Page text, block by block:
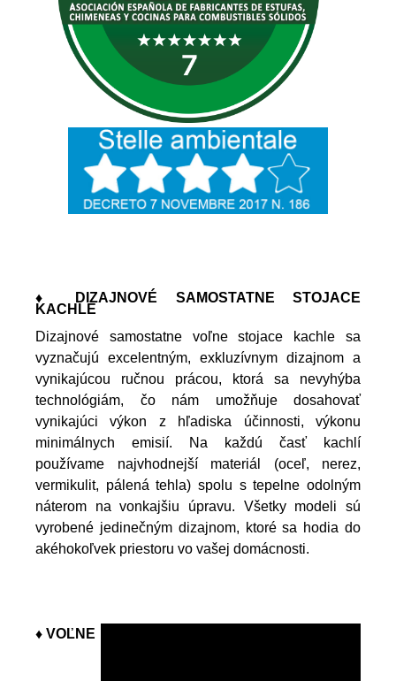
♦ DIZAJNOVÉ SAMOSTATNE STOJACE
KACHLE
Dizajnové samostatne voľne stojace kachle sa
vyznačujú excelentným, exkluzívnym dizajnom a
vynikajúcou ručnou prácou, ktorá sa nevyhýba
technológiám, čo nám umožňuje dosahovať
vynikajúci výkon z hľadiska účinnosti, výkonu
minimálnych emisií. Na každú časť kachlí
používame najvhodnejší materiál (oceľ, nerez,
vermikulit, pálená tehla) spolu s tepelne odolným
náterom na vonkajšiu úpravu. Všetky modeli sú
vyrobené jedinečným dizajnom, ktoré sa hodia do
akéhokoľvek priestoru vo vašej domácnosti.
♦ VOĽNE